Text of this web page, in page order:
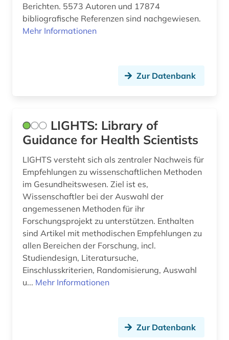
Berichten. 5573 Autoren und 17874
bibliografische Referenzen sind nachgewiesen.
Mehr Informationen
Zur Datenbank
LIGHTS: Library of
Guidance for Health Scientists
LIGHTS versteht sich als zentraler Nachweis für
Empfehlungen zu wissenschaftlichen Methoden
im Gesundheitswesen. Ziel ist es,
Wissenschaftler bei der Auswahl der
angemessenen Methoden für ihr
Forschungsprojekt zu unterstützen. Enthalten
sind Artikel mit methodischen Empfehlungen zu
allen Bereichen der Forschung, incl.
Studiendesign, Literatursuche,
Einschlusskriterien, Randomisierung, Auswahl
u... Mehr Informationen
Zur Datenbank